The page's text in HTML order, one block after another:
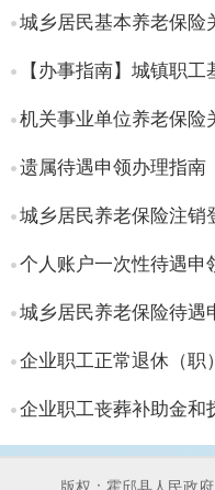
机关事业单位基
养老保险互转申
险与城乡居民基
军地养老保险关
续申请
户退费
工伤保险服务
企业年金方案备案
社会保障卡服务
遗属待遇申领办理指南
个人账户一次性待遇申